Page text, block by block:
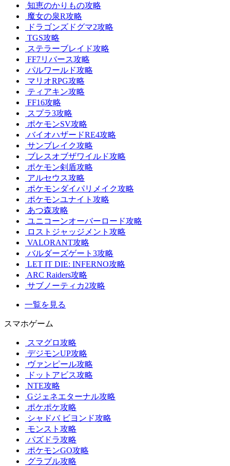
知恵のかりもの攻略
魔女の泉R攻略
ドラゴンズドグマ2攻略
TGS攻略
ステラーブレイド攻略
FF7リバース攻略
パルワールド攻略
マリオRPG攻略
ティアキン攻略
FF16攻略
スプラ3攻略
ポケモンSV攻略
バイオハザードRE4攻略
サンブレイク攻略
ブレスオブザワイルド攻略
ポケモン剣盾攻略
アルセウス攻略
ポケモンダイパリメイク攻略
ポケモンユナイト攻略
あつ森攻略
ユニコーンオーバーロード攻略
ロストジャッジメント攻略
VALORANT攻略
バルダーズゲート3攻略
LET IT DIE: INFERNO攻略
ARC Raiders攻略
サブノーティカ2攻略
一覧を見る
スマホゲーム
スマグロ攻略
デジモンUP攻略
ヴァンピール攻略
ドットアビス攻略
NTE攻略
Gジェネエターナル攻略
ポケポケ攻略
シャドバ ビヨンド攻略
モンスト攻略
パズドラ攻略
ポケモンGO攻略
グラブル攻略